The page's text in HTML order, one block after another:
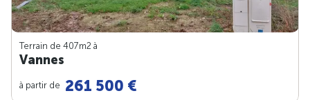
Terrain de 407m2 à
Vannes
à partir de 261 500 €